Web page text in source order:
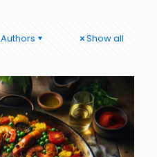
Authors Show all